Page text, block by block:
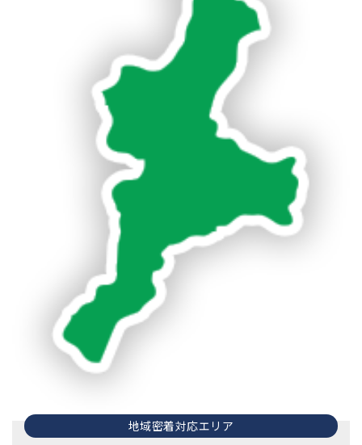
地域密着対応エリア